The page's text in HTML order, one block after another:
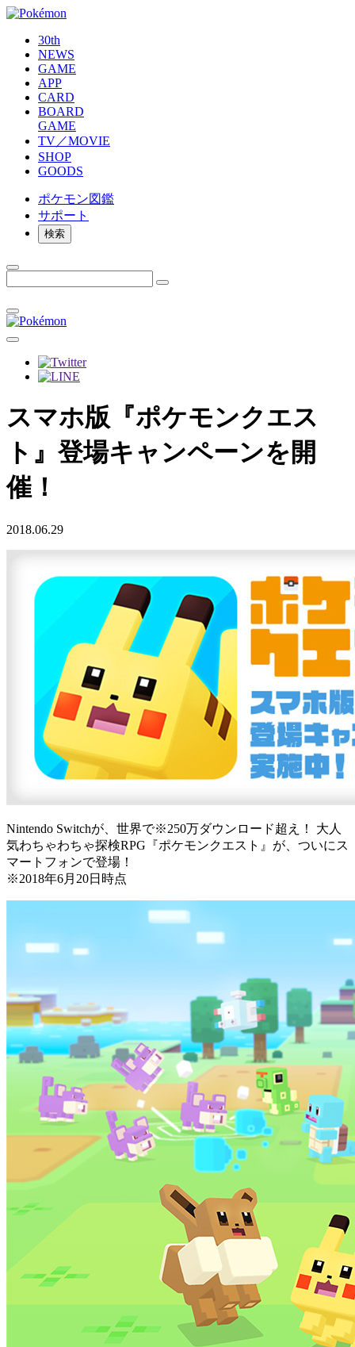
30th
NEWS
GAME
APP
CARD
BOARD
GAME
TV／MOVIE
SHOP
GOODS
ポケモン図鑑
サポート
検索
スマホ版『ポケモンクエス
ト』登場キャンペーンを開
催！
2018.06.29
Nintendo Switchが、世界で※250万ダウンロード超え！ 大人
気わちゃわちゃ探検RPG『ポケモンクエスト』が、ついにス
マートフォンで登場！
※2018年6月20日時点